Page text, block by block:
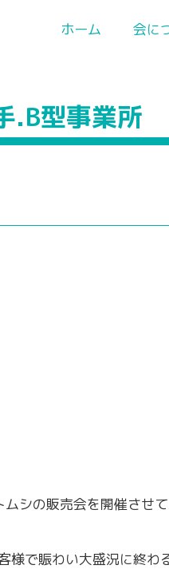
ホーム 会に
.B型事業所
シの販売会を開催させ
様で賑わい大盛況に終わ